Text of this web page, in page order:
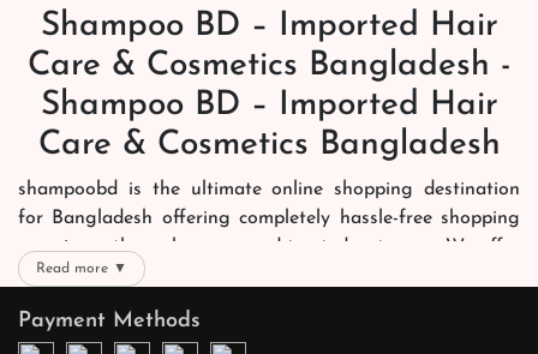
Shampoo BD – Imported Hair
Care & Cosmetics Bangladesh -
Shampoo BD – Imported Hair
Care & Cosmetics Bangladesh
shampoobd is the ultimate online shopping destination
for Bangladesh offering completely hassle-free shopping
experience through secure and trusted gateways. We offer
you trendy and reliable shopping with all your preferred
always joyous. We help you mark the exact choice here.
Read more ▼
Payment Methods